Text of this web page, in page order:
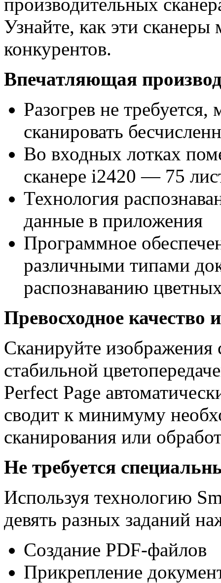
Узнайте, как эти
конкурентов.
Впечатляющая
Разогрев не
сканировать
Во входных лотках
сканере i2420 — 75
Технология
данные в приложения
Программное
различными типами
распознаванию
Превосходное качество
Сканируйте
стабильной
Perfect Page
сводит к минимуму
сканирования или
Не требуется
Используя технологию
девять разных заданий
Создание PDF-файлов
Прикрепление